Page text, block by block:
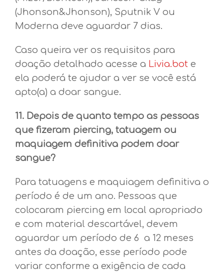
(Jhonson&Jhonson), Sputnik V ou
Moderna deve aguardar 7 dias.
Caso queira ver os requisitos para
doação detalhado acesse a Livia.bot e
ela poderá te ajudar a ver se você está
apto(a) a doar sangue.
11. Depois de quanto tempo as pessoas
que fizeram piercing, tatuagem ou
maquiagem definitiva podem doar
sangue?
Para tatuagens e maquiagem definitiva o
período é de um ano. Pessoas que
colocaram piercing em local apropriado
e com material descartável, devem
aguardar um período de 6 a 12 meses
antes da doação, esse período pode
variar conforme a exigência de cada